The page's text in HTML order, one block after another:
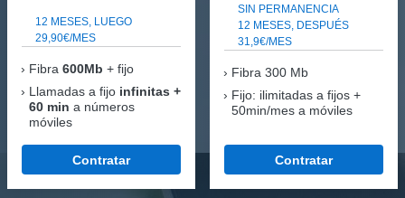
12 MESES, LUEGO
29,90€/MES
Fibra 600Mb + fijo
Llamadas a fijo infinitas +
60 min a números
móviles
Contratar
SIN PERMANENCIA
12 MESES, DESPUÉS
31,9€/MES
Fibra 300 Mb
Fijo: ilimitadas a fijos +
50min/mes a móviles
Contratar